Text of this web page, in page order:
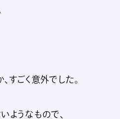
すごく意外でした。
ようなもので、